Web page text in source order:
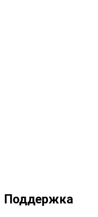
Поддержка